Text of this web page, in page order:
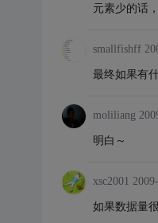
元素少的话
smallfishff
最终如果有
moliliang
明白～
xsc2001
如果数据量